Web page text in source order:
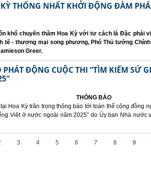
THỐNG NHẤT KHỞI ĐỘNG ĐÀM
khổ chuyến thăm Hoa Kỳ với tư cách là Đặc phái
tế - thương mại song phương, Phó Thủ tướng
Greer.
ĐỘNG CUỘC THI “TÌM KIẾM SỨ
THÔNG BÁO
Hoa Kỳ trân trọng thông báo tới toàn thể cộng đồng
Việt ở nước ngoài năm 2025” do Ủy ban Nhà
3 4 5 6 7 8 9